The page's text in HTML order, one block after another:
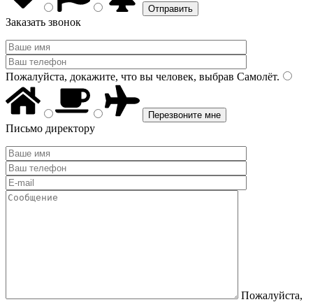
Заказать звонок
Пожалуйста, докажите, что вы человек, выбрав Самолёт.
Письмо директору
Пожалуйста,